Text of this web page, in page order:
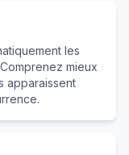
les
mieux
apparaissent